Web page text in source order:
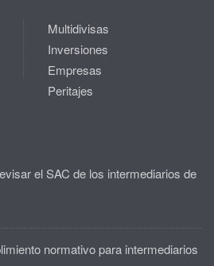
Multidivisas
Inversiones
Empresas
Peritajes
el SAC de los intermediarios de
normativo para intermediarios